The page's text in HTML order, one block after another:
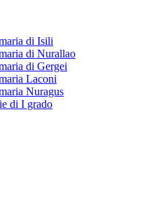
di Isili
di Nurallao
di Gergei
Laconi
Nuragus
di I grado